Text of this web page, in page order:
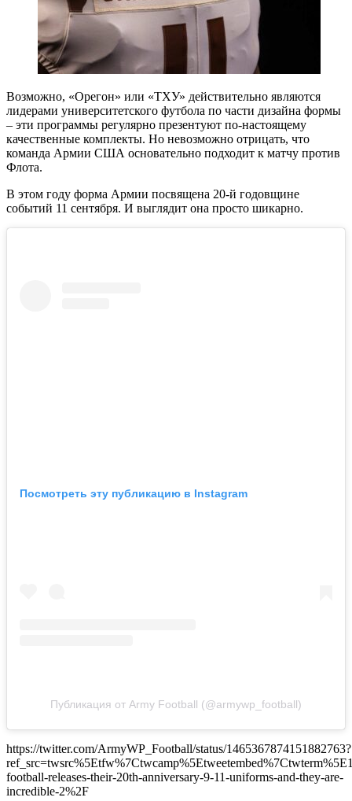
Возможно, «Орегон» или «ТХУ» действительно являются
лидерами университетского футбола по части дизайна формы
– эти программы регулярно презентуют по-настоящему
качественные комплекты. Но невозможно отрицать, что
команда Армии США основательно подходит к матчу против
Флота.
В этом году форма Армии посвящена 20-й годовщине
событий 11 сентября. И выглядит она просто шикарно.
Посмотреть эту публикацию в Instagram
Публикация от Army Football (@armywp_football)
https://twitter.com/ArmyWP_Football/status/1465367874151882763?
football-releases-their-20th-anniversary-9-11-uniforms-and-they-are-
incredible-2%2F